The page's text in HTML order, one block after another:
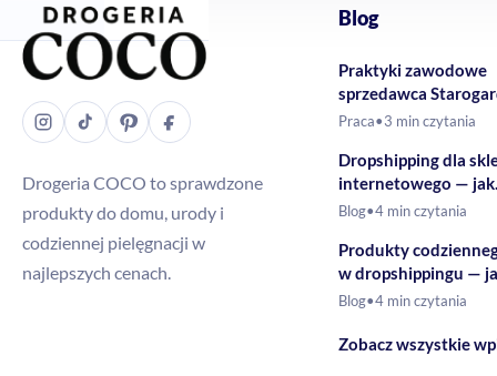
Drogeria COCO to sprawdzone
produkty do domu, urody i
codziennej pielęgnacji w
najlepszych cenach.
Blog
Praktyki zawodowe
sprzedawca
Gdański – Drogeria
Praca•3 min czytania
Dropshipping dla
internetowego — jak
rozszerzyć ofertę o
Blog•4 min czytania
Produkty
w dropshippingu —
budować ofertę?
Blog•4 min czytania
Zobacz wszystkie